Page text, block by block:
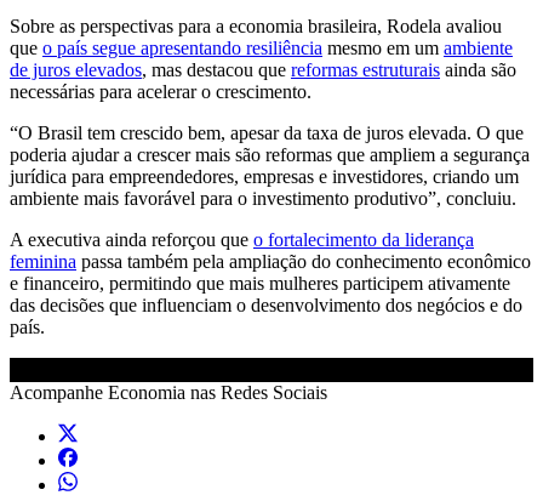
Sobre as perspectivas para a economia brasileira, Rodela avaliou
que o país segue apresentando resiliência mesmo em um ambiente
de juros elevados, mas destacou que reformas estruturais ainda são
necessárias para acelerar o crescimento.
“O Brasil tem crescido bem, apesar da taxa de juros elevada. O que
poderia ajudar a crescer mais são reformas que ampliem a segurança
jurídica para empreendedores, empresas e investidores, criando um
ambiente mais favorável para o investimento produtivo”, concluiu.
A executiva ainda reforçou que o fortalecimento da liderança
feminina passa também pela ampliação do conhecimento econômico
e financeiro, permitindo que mais mulheres participem ativamente
das decisões que influenciam o desenvolvimento dos negócios e do
país.
Acompanhe Economia nas Redes Sociais